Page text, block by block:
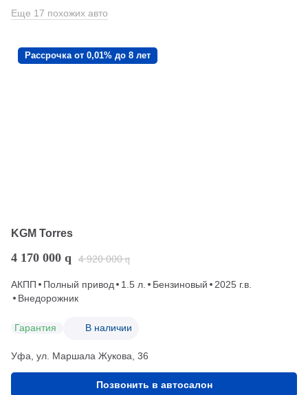
Еще 17 похожих авто
Рассрочка от 0,01% до 8 лет
KGM Torres
4 170 000 q 4 920 000 q
АКПП Полный привод 1.5 л. Бензиновый
2025 г.в.
Внедорожник
Гарантия В наличии
Уфа, ул. Маршала Жукова, 36
Позвонить в автосалон